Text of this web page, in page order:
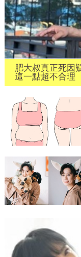
肥大叔真正死
這一點超不合理